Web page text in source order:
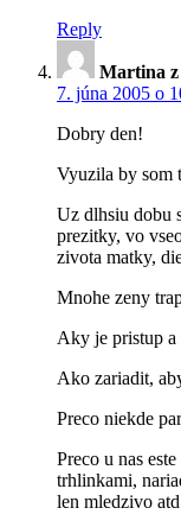
Reply
Martina
7. júna 2005 o
Dobry den!
Vyuzila by som
Uz dlhsiu dobu
prezitky, vo
zivota matky,
Mnohe zeny
Aky je pristup
Ako zariadit,
Preco niekde
Preco u nas
trhlinkami,
len mledzivo